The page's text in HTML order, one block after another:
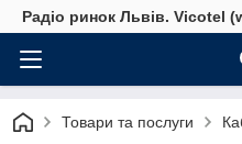
Радіо ринок Львів. Vicotel
Товари та послуги